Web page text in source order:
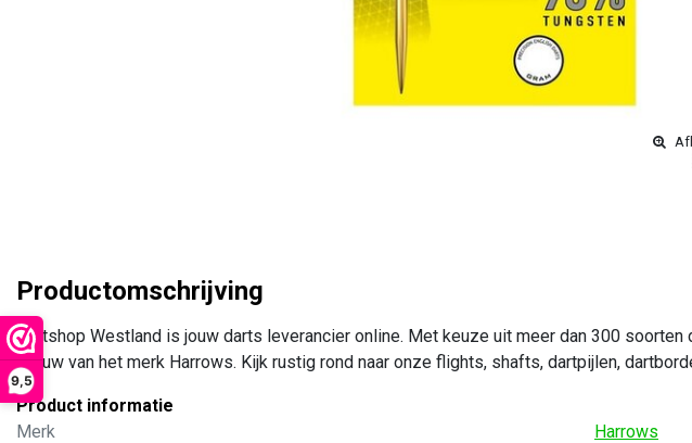
9,5
Productomschrijving
Dartshop Westland is jouw darts leverancier online. Met keuze uit meer dan 300
Nieuw van het merk Harrows. Kijk rustig rond naar onze flights, shafts, dartpijlen,
Product informatie
Merk
Harrows